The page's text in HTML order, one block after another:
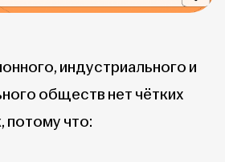
индустриального и
обществ нет чётких
потому что: